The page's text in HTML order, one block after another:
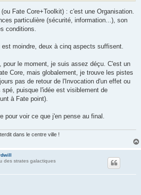
Fate Core+Toolkit) : c'est une Organisation.
particulière (sécurité, information...), son
conditions.
moindre, deux à cinq aspects suffisent.
pour le moment, je suis assez déçu. C'est un
Core, mais globalement, je trouve les pistes
pas de retour de l'Invocation d'un effet ou
puisque l'idée est visiblement de
à Fate point).
pour voir ce que j'en pense au final.
dans le centre ville !
des strates galactiques